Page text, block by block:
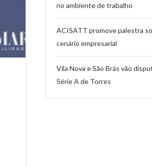
no ambiente de trabalho
ACISATT promove palestra
cenário empresarial
Vila Nova e São Brás vão
Série A de Torres